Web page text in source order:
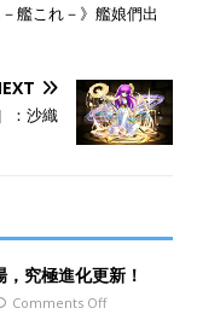
艦これ－》艦娘們出
：沙織
究極進化更新！
Comments Off